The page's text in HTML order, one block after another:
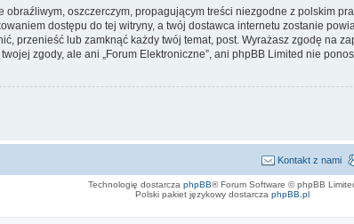
oszczerczym, propagującym treści niezgodne z polskim
dostępu do tej witryny, a twój dostawca internetu zostanie
przenieść lub zamknąć każdy twój temat, post. Wyrażasz zgodę na
zgody, ale ani „Forum Elektroniczne”, ani phpBB Limited nie
Kontakt z nami
Technologię dostarcza phpBB® Forum Software © phpBB
Polski pakiet językowy dostarcza phpBB.pl